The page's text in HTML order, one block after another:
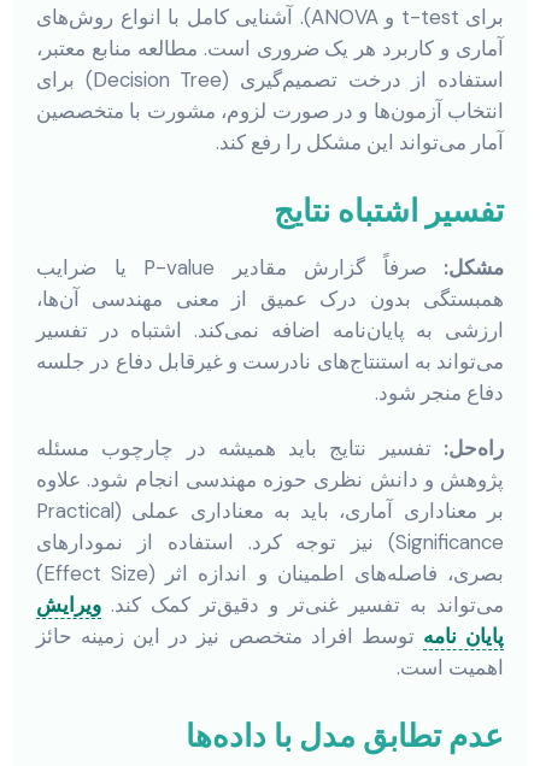
برای t-test و ANOVA). آشنایی کامل با انواع روش‌های
آماری و کاربرد هر یک ضروری است. مطالعه منابع معتبر،
استفاده از درخت تصمیم‌گیری (Decision Tree) برای
انتخاب آزمون‌ها و در صورت لزوم، مشورت با متخصصین
آمار می‌تواند این مشکل را رفع کند.
تفسیر اشتباه نتایج
مشکل:
صرفاً گزارش مقادیر P-value یا ضرایب
همبستگی بدون درک عمیق از معنی مهندسی آن‌ها،
ارزشی به پایان‌نامه اضافه نمی‌کند. اشتباه در تفسیر
می‌تواند به استنتاج‌های نادرست و غیرقابل دفاع در جلسه
دفاع منجر شود.
راه‌حل: تفسیر نتایج باید همیشه در چارچوب مسئله
پژوهش و دانش نظری حوزه مهندسی انجام شود. علاوه
بر معناداری آماری، باید به معناداری عملی (Practical
Significance) نیز توجه کرد. استفاده از نمودارهای
بصری، فاصله‌های اطمینان و اندازه اثر (Effect Size)
می‌تواند به تفسیر غنی‌تر و دقیق‌تر کمک کند. ویرایش
پایان نامه توسط افراد متخصص نیز در این زمینه حائز
اهمیت است.
عدم تطابق مدل با داده‌ها